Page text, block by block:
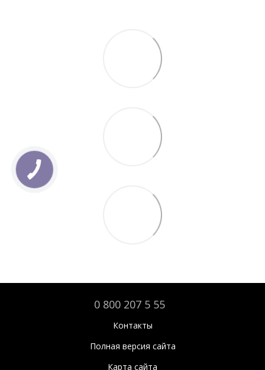
0 800 207 5 55
Контакты
Полная версия сайта
Карта сайта